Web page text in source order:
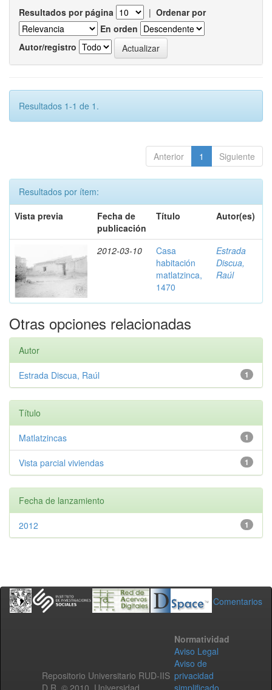
Resultados por página | Ordenar por
En orden
Autor/registro
Resultados 1-1 de 1.
Anterior 1 Siguiente
Resultados por ítem:
Vista previa
Fecha de
publicación
Título Autor(es)
2012-03-10
Casa
habitación
matlatzinca,
1470
Estrada
Discua,
Raúl
Otras opciones relacionadas
Autor
1
Estrada Discua, Raúl
Título
1
Matlatzincas
1
Vista parcial viviendas
Fecha de lanzamiento
1
2012
Comentarios
Repositorio Universitario RUD-IIS
D.R. © 2010. Universidad
Normatividad
Aviso Legal
Aviso de
privacidad
simplificado